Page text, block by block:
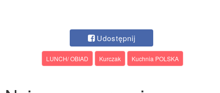
Udostępnij
LUNCH/ OBIAD Kurczak Kuchnia POLSKA